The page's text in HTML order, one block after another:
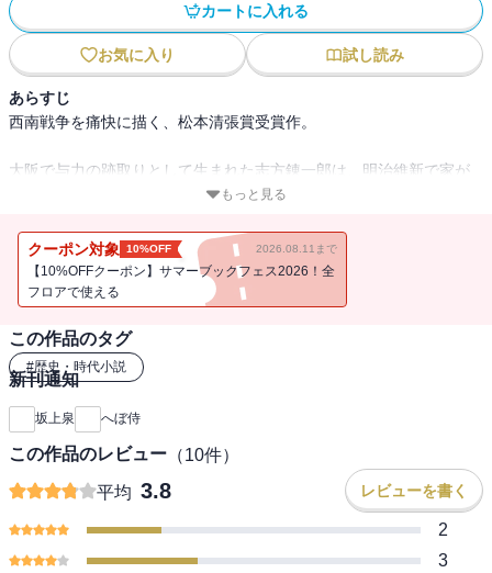
カートに入れる
お気に入り 試し読み
あらすじ
西南戦争を痛快に描く、松本清張賞受賞作。
大阪で与力の跡取りとして生まれた志方錬一郎は、明治維新で家が
没落し、商家へ奉公していた。
武功をたてれば仕官の道も開けると考えた錬一郎は、意気込んで戦
へ参加することに。
しかし、彼を待っていたのは、落ちこぼれの士族ばかりが集まる部
解説・末國善己
※この電子書籍は2019年7月に文藝春秋より刊行された単行本『へぼ
侍』を加筆・修正した文庫版を底本としています。
もっと見る
クーポン対象 10%OFF 2026.08.11まで
【10%OFFクーポン】サマーブックフェス2026！全
フロアで使える
この作品のタグ
#歴史・時代小説
新刊通知
坂上泉 へぼ侍
この作品のレビュー （10件）
平均 3.8 レビューを書く
2
3